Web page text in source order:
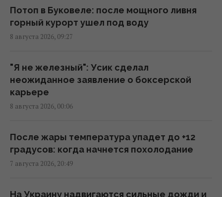
NZZ раскрыл скрытую стратегию Сербии
15:57 суббота, 08 августа 2026
Китая: СМИ раскрыли подробности
15:31 суббота, 08 августа 2026
Евросоюз ускорил работу над
14:54 суббота, 08 августа 2026
США внезапно уволили генерала,
12:13 суббота, 08 августа 2026
Потоп в Буковеле: после мощного ливня
горный курорт ушел под воду
8 августа 2026, 09:27
"Я не железный": Усик сделал
неожиданное заявление о боксерской
карьере
8 августа 2026, 00:06
После жары температура упадет до +12
градусов: когда начнется похолодание
7 августа 2026, 20:49
На Украину надвигаются сильные дожди и